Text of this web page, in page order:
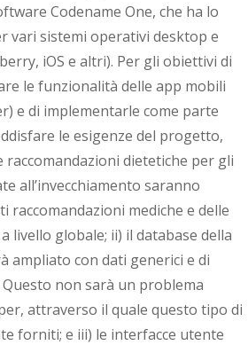
Codename One, che ha lo
vari sistemi operativi desktop e
iOS e altri). Per gli obiettivi di
le funzionalità delle app mobili
e di implementarle come parte
le esigenze del progetto,
dietetiche per gli
all’invecchiamento saranno
mediche e delle
livello globale; ii) il database della
ampliato con dati generici e di
non sarà un problema
attraverso il quale questo tipo di
forniti; e iii) le interfacce utente